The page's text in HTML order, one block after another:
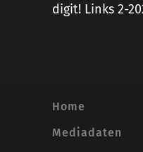
digit! Links 2-
Home
Mediadaten